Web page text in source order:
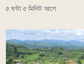
৫ ঘন্টা ৫ মিনিট আগে